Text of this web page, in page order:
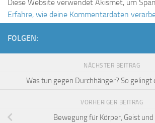
Diese Website verwendet Akismet, um
Erfahre, wie deine Kommentardaten
FOLGEN:
NÄCHSTER BEITRAG
Was tun gegen Durchhänger? So gelingt
VORHERIGER BEITRAG
Bewegung für Körper, Geist und